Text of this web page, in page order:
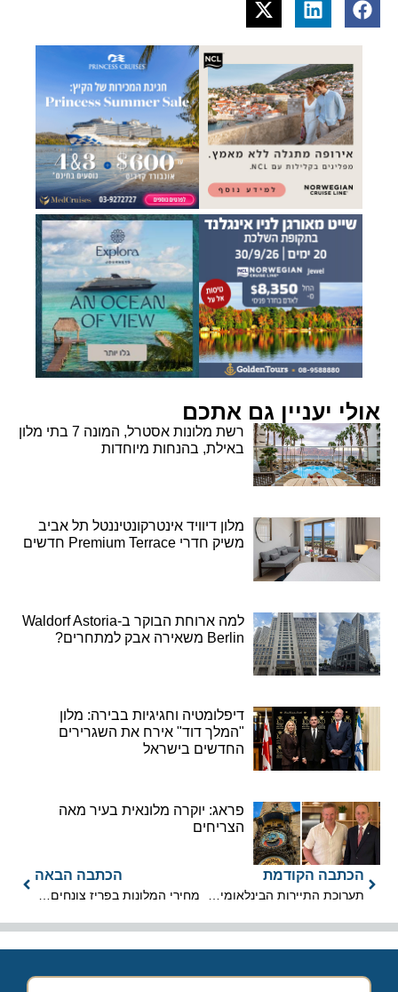
אולי יעניין גם אתכם
רשת מלונות אסטרל, המונה 7 בתי מלון
באילת, בהנחות מיוחדות
מלון דיוויד אינטרקונטיננטל תל אביב
משיק חדרי Premium Terrace חדשים
למה ארוחת הבוקר ב-Waldorf Astoria
Berlin משאירה אבק למתחרים?
דיפלומטיה וחגיגיות בבירה: מלון
"המלך דוד" אירח את השגרירים
החדשים בישראל
פראג: יוקרה מלונאית בעיר מאה
הצריחים
הכתבה הקודמת
תערוכת התיירות הבינלאומית IMTM תתקיים זו השנה ה-25
הכתבה הבאה
מחירי המלונות בפריז צונחים בעקבות מחאת האפודים הצהובים